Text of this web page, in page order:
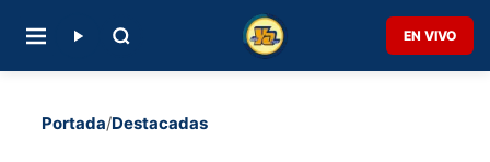
EN VIVO
Portada/Destacadas